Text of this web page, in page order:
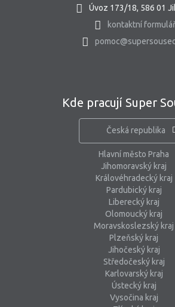
Úvoz 173/18, 586 01
kontaktní formulář
Kde pracují Super
Česká republika
Hlavní město Praha
Jihomoravský kraj
Královéhradecký kraj
Pardubický kraj
Liberecký kraj
Olomoucký kraj
Moravskoslezský kraj
Plzeňský kraj
Jihočeský kraj
Středočeský kraj
Karlovarský kraj
Ústecký kraj
Vysočina kraj